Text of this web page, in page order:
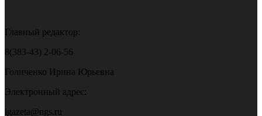
Главный редактор:
8(383-43) 2-06-56
Голиченко Ирина Юрьевна
Электронный адрес:
igazeta@ngs.ru